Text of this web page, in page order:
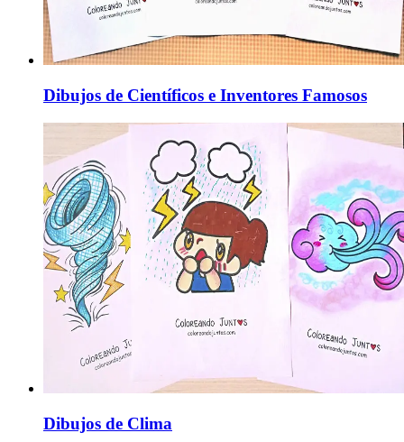
Dibujos de Científicos e Inventores Famosos
Dibujos de Clima